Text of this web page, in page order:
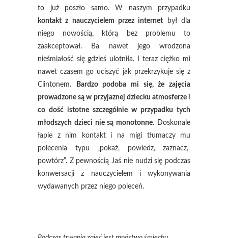
to już poszło samo. W naszym przypadku
kontakt z nauczycielem przez internet był dla
niego nowością, którą bez problemu to
zaakceptował. Ba nawet jego wrodzona
nieśmiałość się gdzieś ulotniła. I teraz ciężko mi
nawet czasem go uciszyć jak przekrzykuje się z
Clintonem.
Bardzo podoba mi się, że zajęcia
prowadzone są w przyjaznej dziecku atmosferze i
co dość istotne szczególnie w przypadku tych
młodszych dzieci nie są monotonne. Doskonale
łapie z nim kontakt i na migi tłumaczy mu
polecenia typu „pokaż, powiedz, zaznacz,
powtórz”. Z pewnością Jaś nie nudzi się podczas
konwersacji z nauczycielem i wykonywania
wydawanych przez niego poleceń.